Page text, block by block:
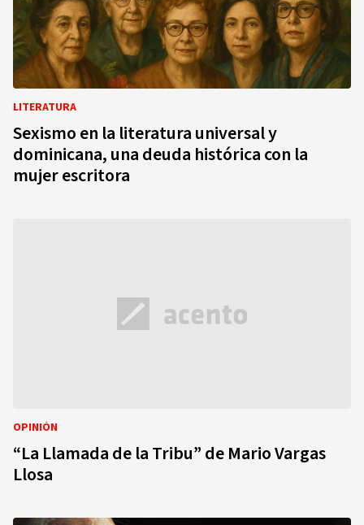
LITERATURA
Sexismo en la literatura universal y
dominicana, una deuda histórica con la
mujer escritora
OPINIÓN
“La Llamada de la Tribu” de Mario Vargas
Llosa